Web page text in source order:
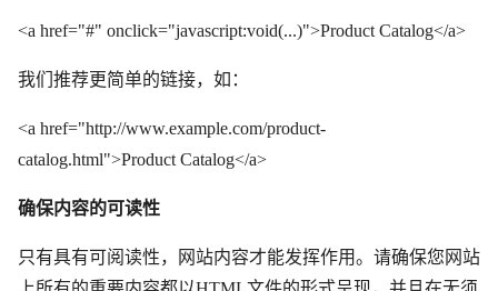
<a href="#" onclick="javascript:void(...)">Product Catalog</a>
我们推荐更简单的链接，如：
<a href="http://www.example.com/product-
catalog.html">Product Catalog</a>
确保内容的可读性
只有具有可阅读性，网站内容才能发挥作用。请确保您网站